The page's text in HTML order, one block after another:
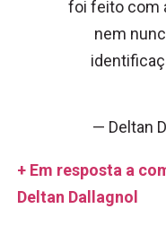
foi feito com
nem
— Deltan
+ Em resposta a
Deltan Dallagnol